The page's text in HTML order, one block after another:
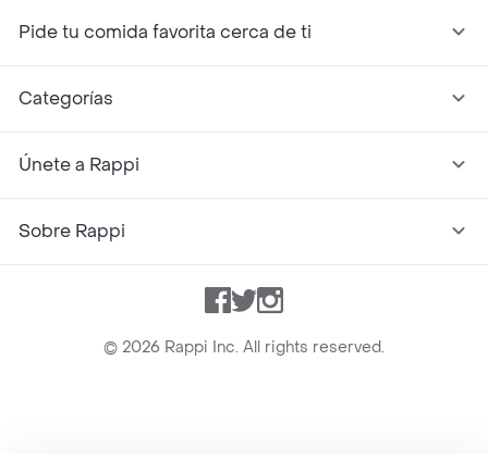
Pide tu comida favorita cerca de ti
Categorías
Únete a Rappi
Sobre Rappi
Facebook
TwitterInstagram
© 2026 Rappi Inc. All rights reserved.